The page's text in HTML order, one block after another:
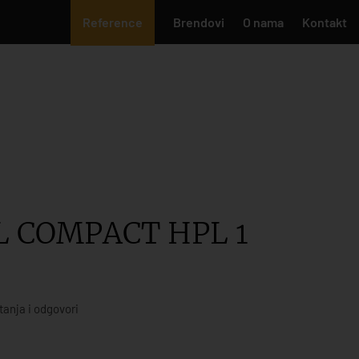
Reference Brendovi O nama Kontakt
COMPACT HPL 1
i odgovori